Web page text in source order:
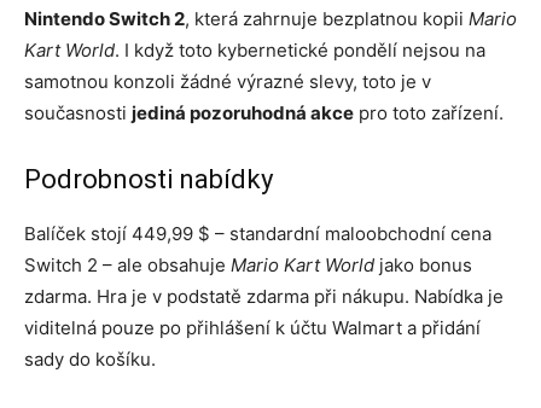
Nintendo Switch 2, která zahrnuje bezplatnou kopii Mario
Kart World. I když toto kybernetické pondělí nejsou na
samotnou konzoli žádné výrazné slevy, toto je v
současnosti jediná pozoruhodná akce pro toto zařízení.
Podrobnosti nabídky
Balíček stojí 449,99 $ – standardní maloobchodní cena
Switch 2 – ale obsahuje Mario Kart World jako bonus
zdarma. Hra je v podstatě zdarma při nákupu. Nabídka je
viditelná pouze po přihlášení k účtu Walmart a přidání
sady do košíku.